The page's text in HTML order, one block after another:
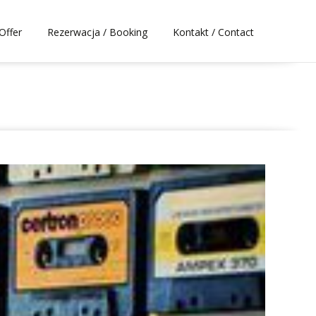
Rezerwacja / Booking Kontakt / Contact